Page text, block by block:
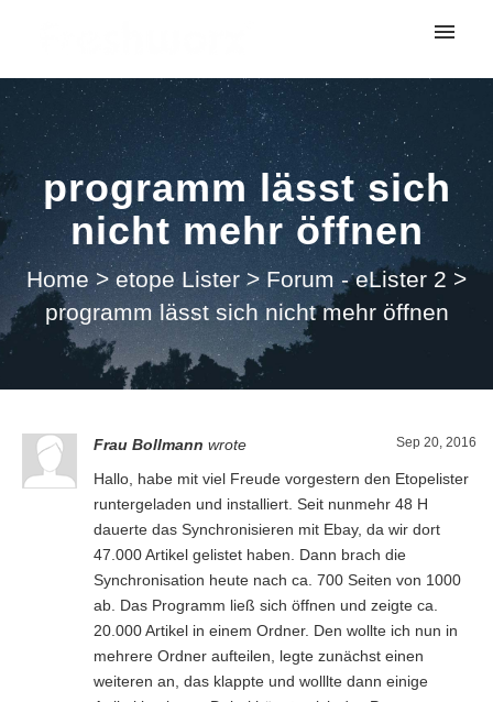
My tickets
Submit ticket
Login
programm lässt sich
nicht mehr öffnen
Home > etope Lister > Forum - eLister 2 >
programm lässt sich nicht mehr öffnen
Sep 20, 2016
Frau Bollmann wrote
Hallo, habe mit viel Freude vorgestern den Etopelister
runtergeladen und installiert. Seit nunmehr 48 H
dauerte das Synchronisieren mit Ebay, da wir dort
47.000 Artikel gelistet haben. Dann brach die
Synchronisation heute nach ca. 700 Seiten von 1000
ab. Das Programm ließ sich öffnen und zeigte ca.
20.000 Artikel in einem Ordner. Den wollte ich nun in
mehrere Ordner aufteilen, legte zunächst einen
weiteren an, das klappte und wolllte dann einige